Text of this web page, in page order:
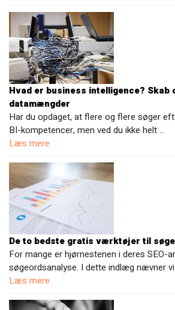
Hvad er business intelligence?
datamængder
Har du opdaget, at flere og flere søger
BI-kompetencer, men ved du ikke helt …
Læs mere
De to bedste gratis værktøjer til
For mange er hjørnestenen i deres SEO-
søgeordsanalyse. I dette indlæg nævner
Læs mere